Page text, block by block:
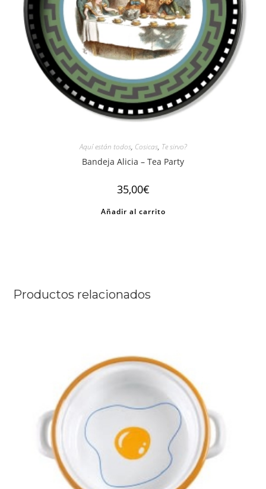
Aquí están todos, Cosicas, Te sirvo?
Bandeja Alicia – Tea Party
35,00€
Añadir al carrito
Productos relacionados